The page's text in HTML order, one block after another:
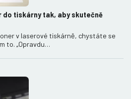
tiskárny tak, aby skutečně
v laserové tiskárně, chystáte se
to. „Opravdu…